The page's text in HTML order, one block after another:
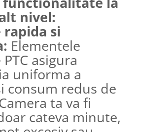
nivel:
rapida si
Elementele
asigura
uniforma a
consum redus de
ta va fi
cateva minute,